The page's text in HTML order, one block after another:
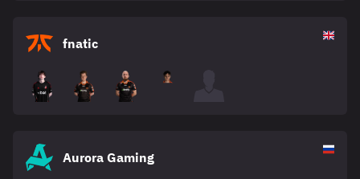
fnatic
Aurora Gaming